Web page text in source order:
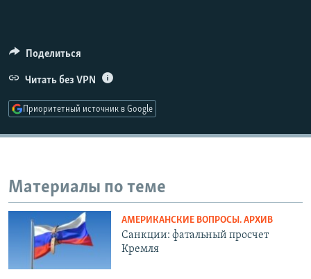
Поделиться
Читать без VPN
Приоритетный источник в Google
Материалы по теме
АМЕРИКАНСКИЕ ВОПРОСЫ. АРХИВ
Санкции: фатальный просчет
Кремля